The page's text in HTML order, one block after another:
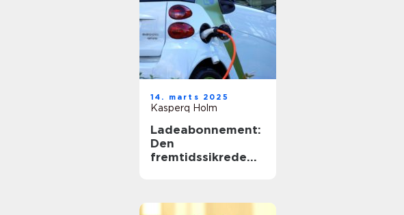
14. marts 2025
Kasperq Holm
Ladeabonnement:
Den
fremtidssikrede